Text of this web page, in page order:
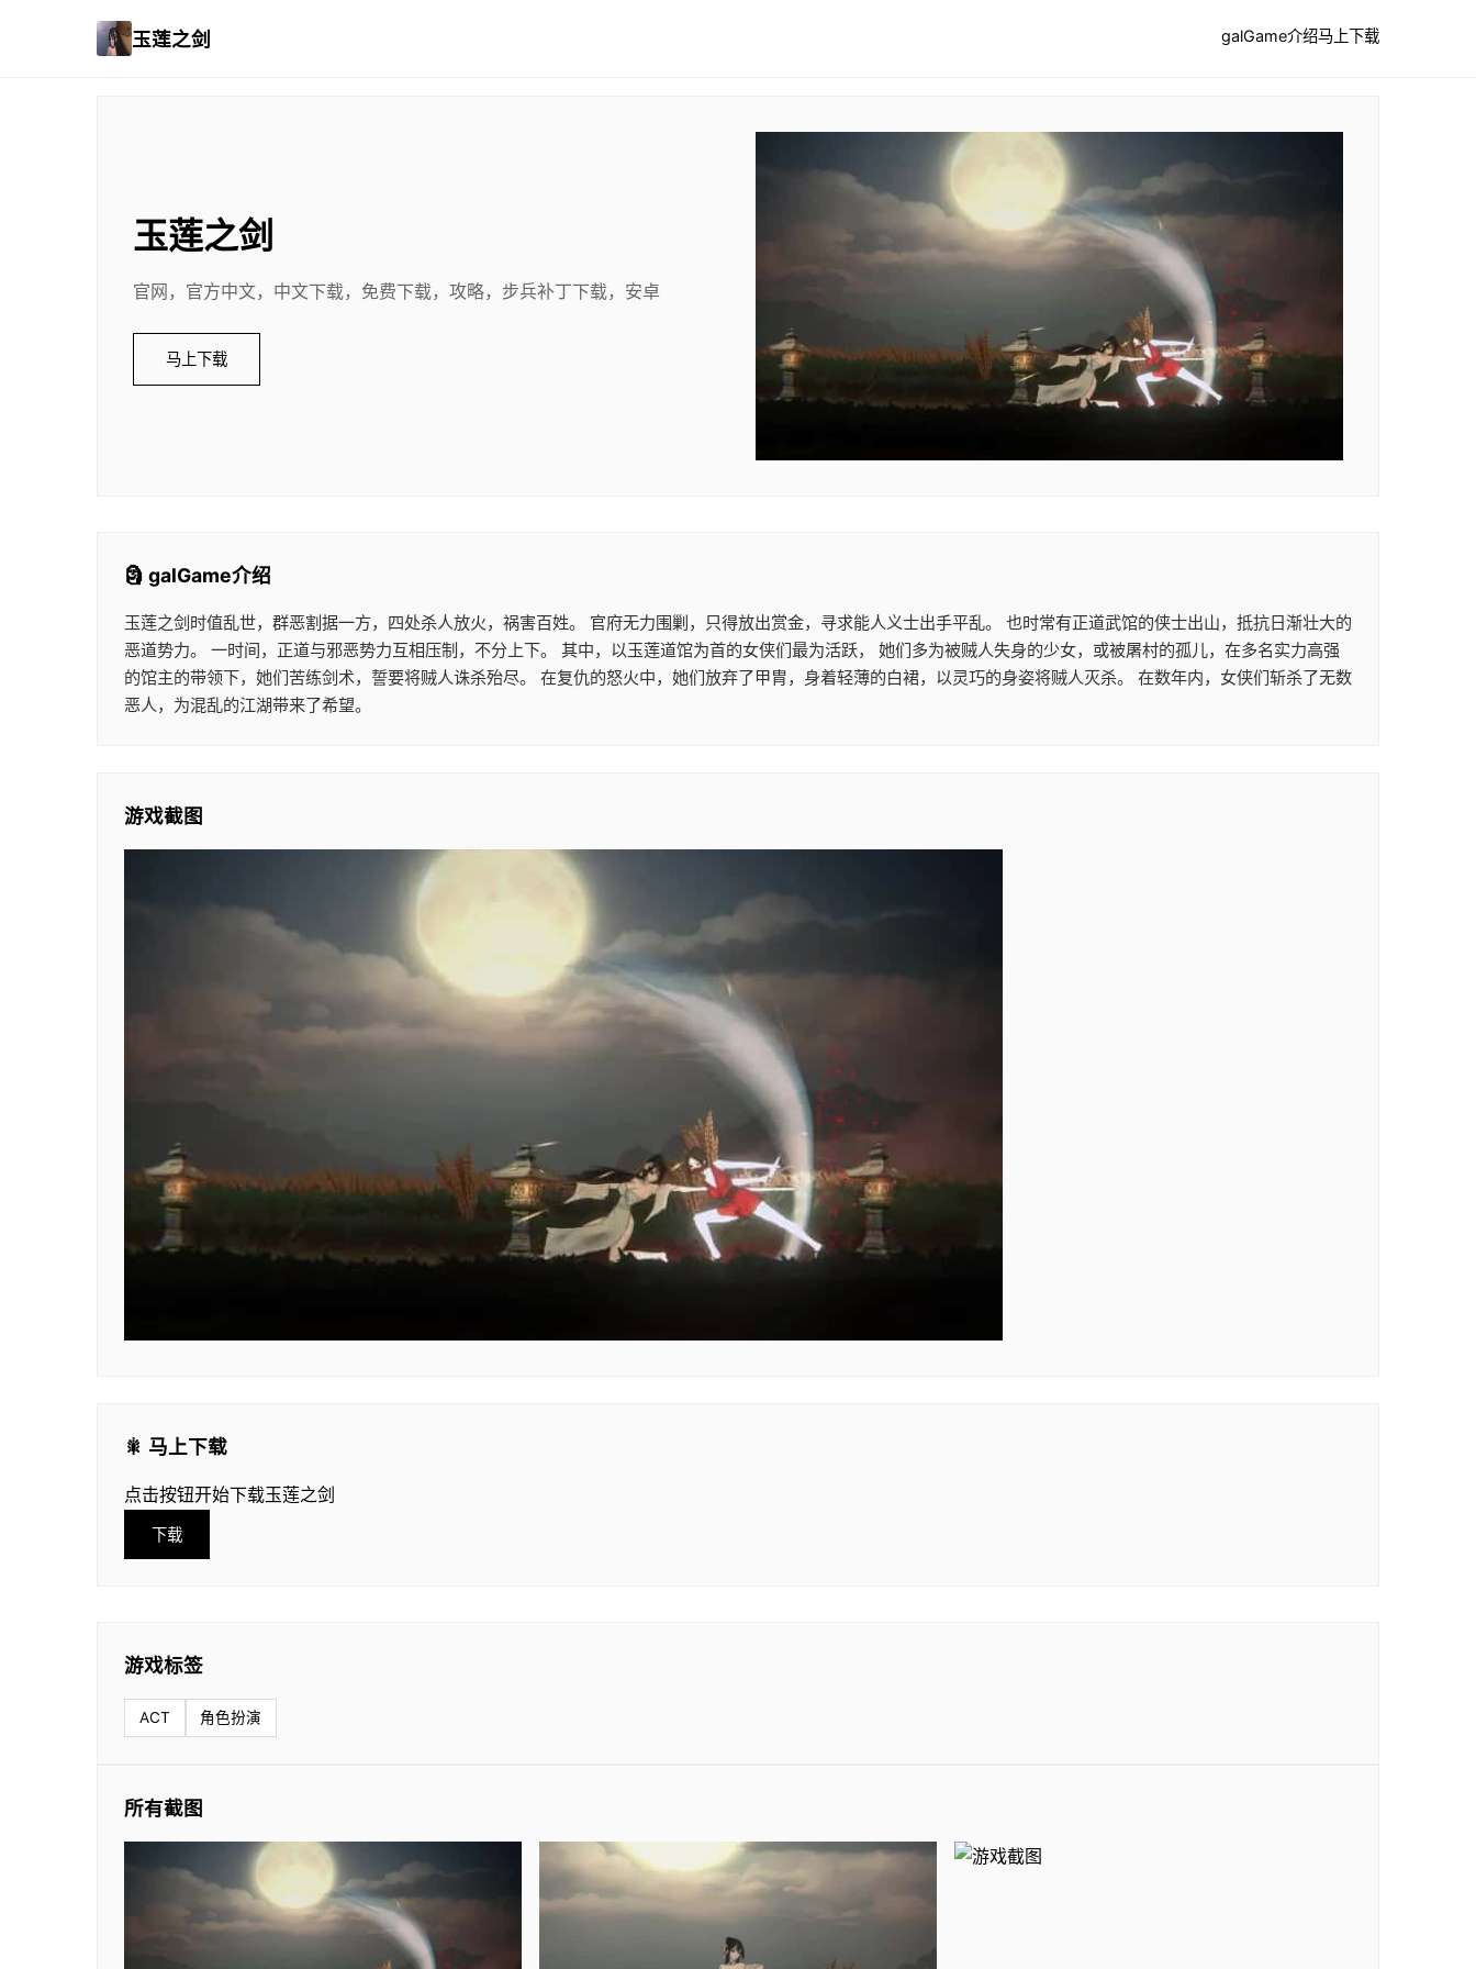
玉莲之剑 galGame介绍马上下载
玉莲之剑
官网，官方中文，中文下载，免费下载，攻略，步兵补丁下载，安卓
马上下载
🗿 galGame介绍
玉莲之剑时值乱世，群恶割据一方，四处杀人放火，祸害百姓。 官府无力围剿，只得放出赏金，寻求能人义士出手平乱。 也时常有正道武馆的侠士出山，抵抗日渐壮大的
恶道势力。 一时间，正道与邪恶势力互相压制，不分上下。 其中，以玉莲道馆为首的女侠们最为活跃， 她们多为被贼人失身的少女，或被屠村的孤儿，在多名实力高强
的馆主的带领下，她们苦练剑术，誓要将贼人诛杀殆尽。 在复仇的怒火中，她们放弃了甲胄，身着轻薄的白裙，以灵巧的身姿将贼人灭杀。 在数年内，女侠们斩杀了无数
恶人，为混乱的江湖带来了希望。
游戏截图
🎇 马上下载
点击按钮开始下载玉莲之剑
下载
游戏标签
ACT 角色扮演
所有截图